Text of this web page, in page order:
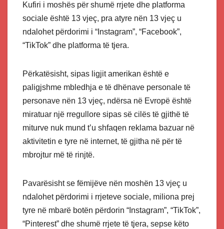
Kufiri i moshës për shumë rrjete dhe platforma
sociale është 13 vjeç, pra atyre nën 13 vjeç u
ndalohet përdorimi i “Instagram”, “Facebook”,
“TikTok” dhe platforma të tjera.
Përkatësisht, sipas ligjit amerikan është e
paligjshme mbledhja e të dhënave personale të
personave nën 13 vjeç, ndërsa në Evropë është
miratuar një rregullore sipas së cilës të gjithë të
miturve nuk mund t’u shfaqen reklama bazuar në
aktivitetin e tyre në internet, të gjitha në për të
mbrojtur më të rinjtë.
Pavarësisht se fëmijëve nën moshën 13 vjeç u
ndalohet përdorimi i rrjeteve sociale, miliona prej
tyre në mbarë botën përdorin “Instagram”, “TikTok”,
“Pinterest” dhe shumë rrjete të tjera, sepse këto